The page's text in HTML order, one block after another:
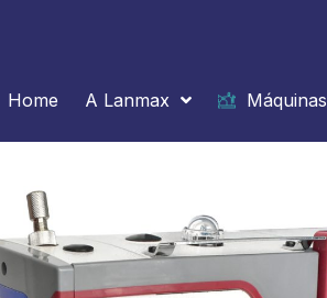
Home
A Lanmax Máquinas